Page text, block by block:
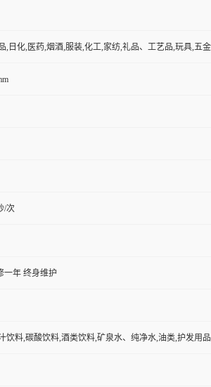
,日化,医药,烟酒,服装,化工,家纺,礼品、工艺品,玩具,五
/次
一年 终身维护
饮料,碳酸饮料,酒类饮料,矿泉水、纯净水,油类,护发用